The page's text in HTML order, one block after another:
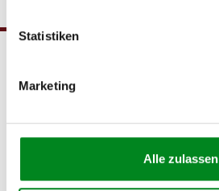
Statistiken
Marketing
Alle zulassen
Telefonische Unterstützung und
0 25 41 - 84 83 601
Mo-Fr, 08:00 - 17:00 Uhr